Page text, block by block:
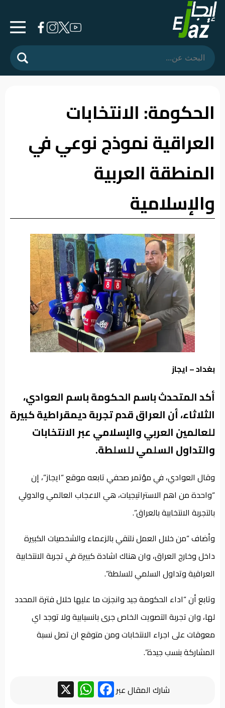
الرئيسية
المشهد
فرشة
الأسواق
وموقف
الفيديوهات
الحكومة: الانتخابات
العراقية نموذج نوعي في
المنطقة العربية
والإسلامية
بغداد – ايجاز
أكد المتحدث باسم الحكومة باسم العوادي،
الثلاثاء، أن العراق قدم تجربة ديمقراطية كبيرة
للعالمين العربي والإسلامي عبر الانتخابات
والتداول السلمي للسلطة.
وقال العوادي، في مؤتمر صحفي تابعه موقع “ايجاز”، إن
“واحدة من اهم الاستراتيجيات، هي الاعجاب العالمي والدولي
بالتجربة الانتخابية بالعراق”.
وأضاف “من خلال العمل نلتقي بالزعماء والشخصيات الكبيرة
داخل وخارج العراق، وان هناك اشادة كبيرة في تجربة الانتخابية
العراقية وتداول السلمي للسلطة”.
وتابع أن “اداء الحكومة جيد وانجزت ما عليها خلال فترة المحدد
لها، وان تجربة التصويت الخاص جرى بانسيابية ولا توجد اي
معوقات على اجراء الانتخابات ومن متوقع ان تصل نسبة
المشاركة بنسب جيدة”.
شارك المقال عبر Facebook
WhatsApp